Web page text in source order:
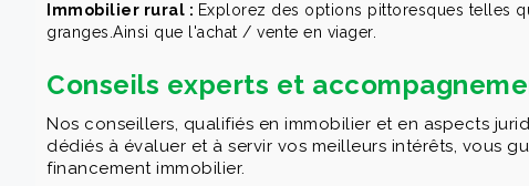
Immobilier rural : Explorez des options pittoresques telles
granges.Ainsi que l'achat / vente en viager.
Conseils experts et
Nos conseillers, qualifiés en immobilier et en aspects
dédiés à évaluer et à servir vos meilleurs intérêts, vous
financement immobilier.